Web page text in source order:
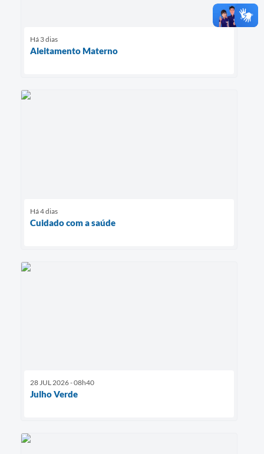
Há 3 dias
Aleitamento Materno
Há 4 dias
Cuidado com a saúde
28 JUL 2026 - 08h40
Julho Verde